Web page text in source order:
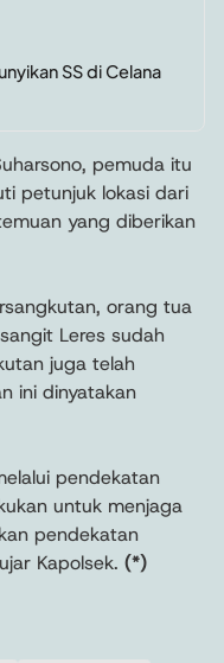
SS di Celana
pemuda itu
petunjuk lokasi dari
yang diberikan
orang tua
Leres sudah
juga telah
ini dinyatakan
pendekatan
untuk menjaga
pendekatan
Kapolsek. (*)